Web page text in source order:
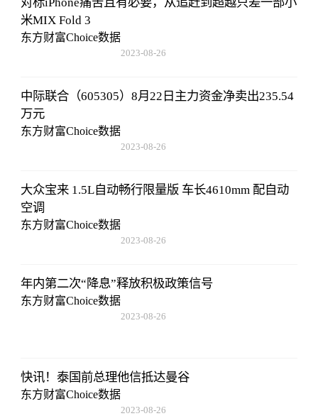
米MIX Fold 3
东方财富Choice数据
2023-08-26
中际联合（605305）8月22日主力资金净卖出235.54
万元
东方财富Choice数据
2023-08-26
大众宝来 1.5L自动畅行限量版 车长4610mm 配自动
空调
东方财富Choice数据
2023-08-26
年内第二次“降息”释放积极政策信号
东方财富Choice数据
2023-08-26
快讯！泰国前总理他信抵达曼谷
东方财富Choice数据
2023-08-26